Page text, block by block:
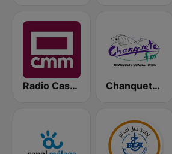
Radio Castilla Mancha Media Chanquete FM Guadalhorce